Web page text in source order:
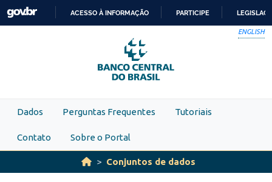
Skip to main content
PARA
O
CONTEÚDO
ACESSO À INFORMAÇÃO PARTICIPE
ENGLISH
Dados Perguntas Frequentes Tutoriais
Contato Sobre o Portal
Conjuntos de dados